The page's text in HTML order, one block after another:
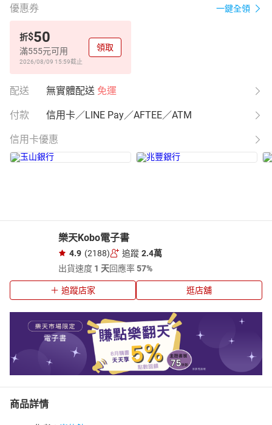
優惠券 一鍵全領
折$50
滿555元可用
2026/08/09 15:59截止
領取
配送 無實體配送 免運
付款 信用卡／LINE Pay／AFTEE／ATM
信用卡優惠
樂天Kobo電子書
4.9 (2188) 追蹤 2.4萬
出貨速度 1 天回應率57%
追蹤店家 逛店舖
商品詳情